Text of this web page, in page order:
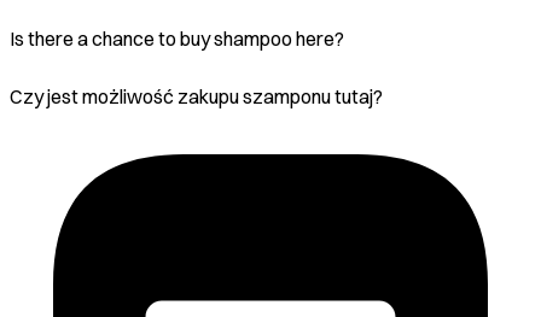
Is there a chance to buy shampoo here?
Czy jest możliwość zakupu szamponu tutaj?